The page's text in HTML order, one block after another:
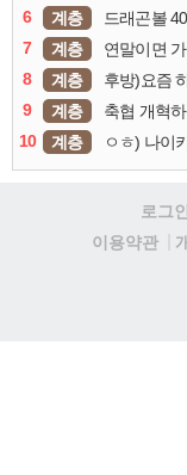
6
계층 드래곤볼
7
계층 연말이면
8
계층 후방)요즘
9
계층 축협 개혁
10
계층 ㅇㅎ) 나이
로그인
이용약관